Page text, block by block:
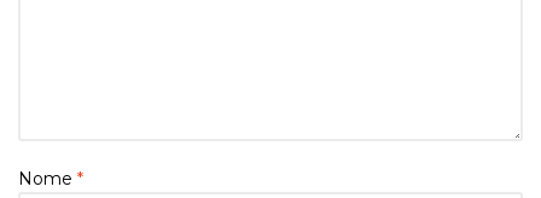
Nome *